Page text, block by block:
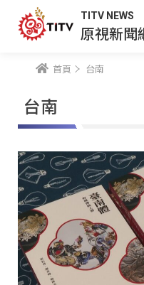
TITV NEWS
原視新聞
首頁 台南
台南